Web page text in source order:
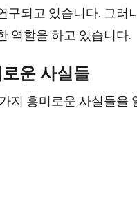
구되고 있습니다. 그러
역할을 하고 있습니다.
운 사실들
지 흥미로운 사실들을